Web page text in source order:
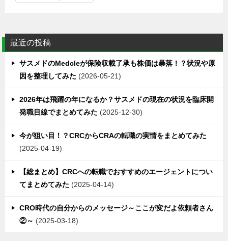
リ
ー
最近の投稿
サスメドのMedcleが保険収載了承も株価は暴落！？状況や原
因を整理してみた
2026-05-21
2026年は飛躍の年になるか？サスメドの現在の状況を臨床開
発職目線でまとめてみた
2025-12-30
今が狙い目！？CRCからCRAの転職の実情をまとめてみた
2025-04-19
【総まとめ】CRCへの転職でおすすめのエージェントについ
てまとめてみた
2025-04-14
CRO時代の自分からのメッセージ～ここが変だよ依頼者さん
②～
2025-03-18